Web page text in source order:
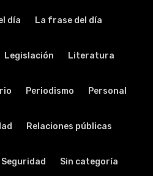
día La frase del día
Legislación Literatura
Periodismo Personal
Relaciones públicas
Seguridad Sin categoría